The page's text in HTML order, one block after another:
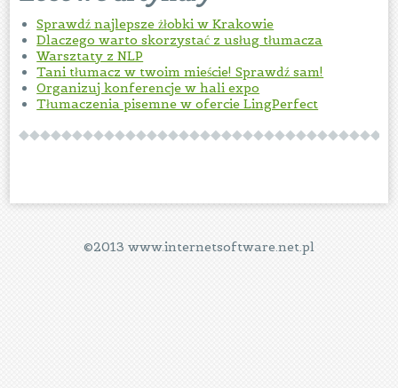
Sprawdź najlepsze żłobki w Krakowie
Dlaczego warto skorzystać z usług tłumacza
Warsztaty z NLP
Tani tłumacz w twoim mieście! Sprawdź sam!
Organizuj konferencje w hali expo
Tłumaczenia pisemne w ofercie LingPerfect
©2013 www.internetsoftware.net.pl